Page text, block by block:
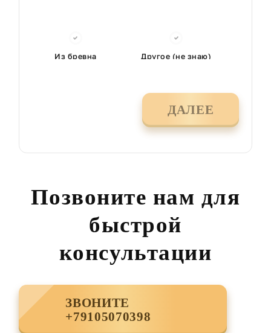
Из бревна Другое (не знаю)
ДАЛЕЕ
Позвоните нам для
быстрой
консультации
ЗВОНИТЕ
+79105070398